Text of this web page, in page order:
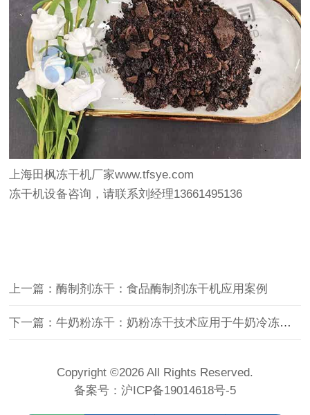
上海田枫冻干机厂家www.tfsye.com
冻干机设备咨询，请联系刘经理13661495136
上一篇：酶制剂冻干：食品酶制剂冻干机应用案例
下一篇：牛奶粉冻干：奶粉冻干技术应用于牛奶冷冻干燥
Copyright ©2026 All Rights Reserved.
备案号： 沪ICP备19014618号-5